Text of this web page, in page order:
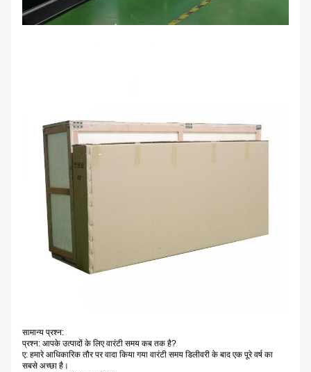
सामान्य प्रश्न:
प्रश्न: आपके उत्पादों के लिए वारंटी समय कब तक है?
ए: हमारे आधिकारिक तौर पर वादा किया गया वारंटी समय डिलीवरी के बाद एक पूरे वर्ष का
सबसे अच्छा है।